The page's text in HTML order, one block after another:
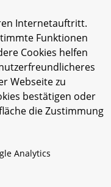
zur
in einem
Die
Anlage neben
auch die
die
Technik
wurde für
Internetauftritt.
Funktionen
Cookies helfen
Webseite zu
bestätigen oder
die Zustimmung
Analytics